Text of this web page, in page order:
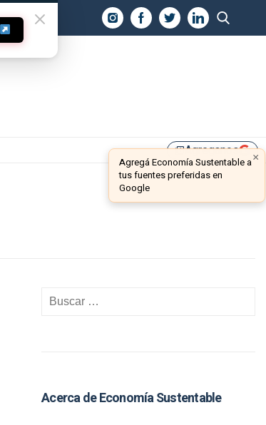
library_addAgreganos ×
Agregá Economía Sustentable a
tus fuentes preferidas en
Google
Acerca de Economía Sustentable